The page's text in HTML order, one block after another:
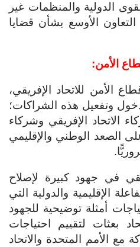
الدولية والمنظمات غير
الأوسع بشأن قضايا
الأمن:
الأمن للاتحاد الإفريقي،
وتفعيل هذه الشراكات؛
الاتحاد الإفريقي وشركاء
الصعد الوطني والإقليمي
في جهود كبيرة لإصلاح
الإقليمية والدولية التي
أمثلة توضيحية للجهود
بعثات لتقييم احتياجات
مع الأمم المتحدة والاتحاد